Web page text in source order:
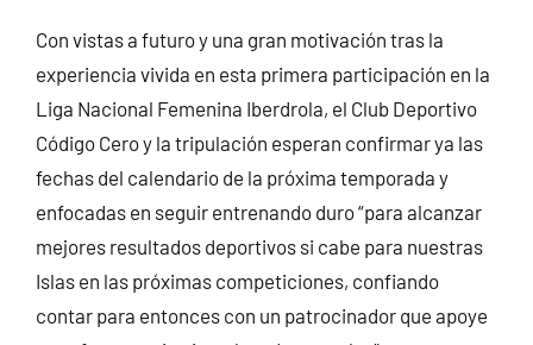
Con vistas a futuro y una gran motivación tras la
experiencia vivida en esta primera participación en la
Liga Nacional Femenina Iberdrola, el Club Deportivo
Código Cero y la tripulación esperan confirmar ya las
fechas del calendario de la próxima temporada y
enfocadas en seguir entrenando duro “para alcanzar
mejores resultados deportivos si cabe para nuestras
Islas en las próximas competiciones, confiando
contar para entonces con un patrocinador que apoye